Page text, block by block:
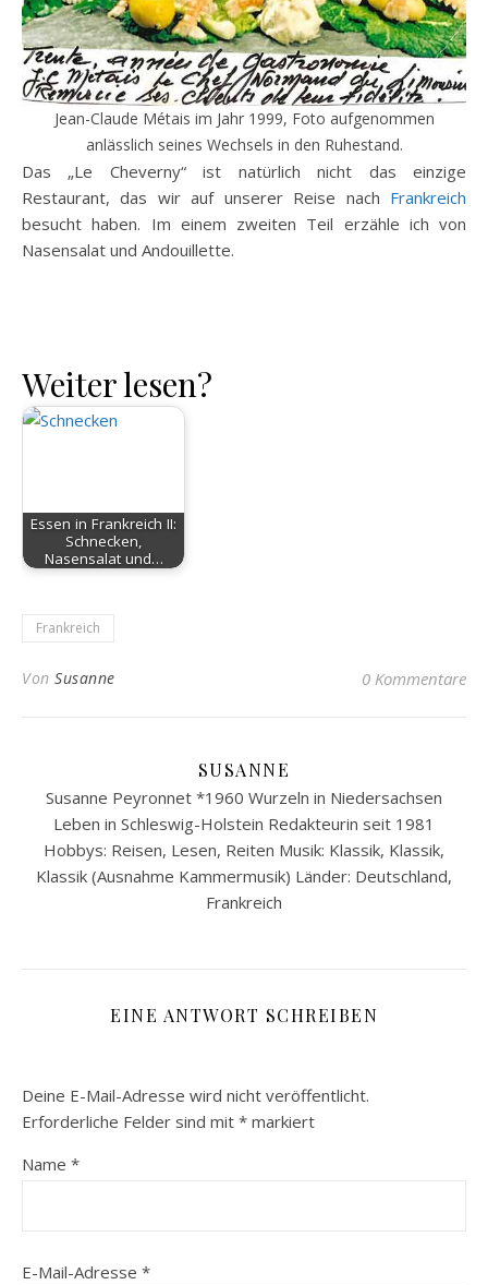
Jean-Claude Métais im Jahr 1999, Foto aufgenommen
anlässlich seines Wechsels in den Ruhestand.
Das „Le Cheverny“ ist natürlich nicht das einzige
Restaurant, das wir auf unserer Reise nach Frankreich
besucht haben. Im einem zweiten Teil erzähle ich von
Nasensalat und Andouillette.
Weiter lesen?
Essen in Frankreich II:
Schnecken,
Nasensalat und…
Frankreich
Von Susanne 0 Kommentare
SUSANNE
Susanne Peyronnet *1960 Wurzeln in Niedersachsen
Leben in Schleswig-Holstein Redakteurin seit 1981
Hobbys: Reisen, Lesen, Reiten Musik: Klassik, Klassik,
Klassik (Ausnahme Kammermusik) Länder: Deutschland,
Frankreich
EINE ANTWORT SCHREIBEN
Deine E-Mail-Adresse wird nicht veröffentlicht.
Erforderliche Felder sind mit * markiert
Name *
E-Mail-Adresse *